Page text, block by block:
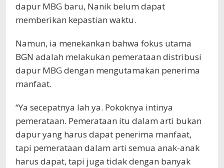
dapur MBG baru, Nanik belum dapat
memberikan kepastian waktu.
Namun, ia menekankan bahwa fokus utama
BGN adalah melakukan pemerataan distribusi
dapur MBG dengan mengutamakan penerima
manfaat.
“Ya secepatnya lah ya. Pokoknya intinya
pemerataan. Pemerataan itu dalam arti bukan
dapur yang harus dapat penerima manfaat,
tapi pemerataan dalam arti semua anak-anak
harus dapat, tapi juga tidak dengan banyak